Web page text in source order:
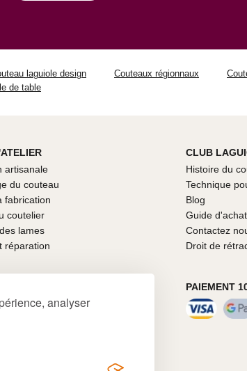
analyser
laguiole design Couteaux régionnaux
de table
artisanale
du couteau
fabrication
coutelier
lames
réparation
CLUB
Histoire du
Technique
Blog
Guide d'achat
Contactez
Droit de
PAIEMENT